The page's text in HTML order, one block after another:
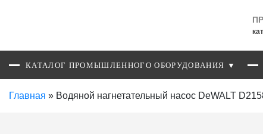
КАТАЛОГ ПРОМЫШЛЕННОГО ОБОРУДОВАНИЯ ▼
Главная » Водяной нагнетательный насос DeWALT